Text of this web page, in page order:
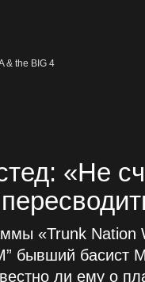
& the BIG 4
«Не
«Trunk Nation
бывший басист
ли ему о